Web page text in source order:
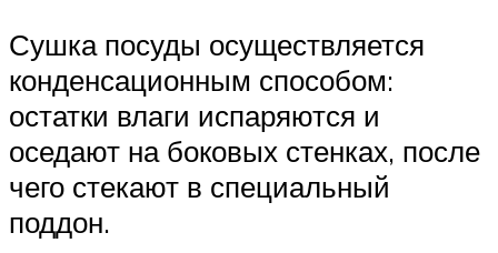
Сушка посуды осуществляется
конденсационным способом:
остатки влаги испаряются и
оседают на боковых стенках, после
чего стекают в специальный
поддон.